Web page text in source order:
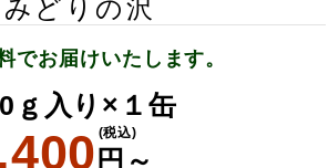
みどりの沢
でお届けいたします。
ｇ入り×１缶
円～
(税込)